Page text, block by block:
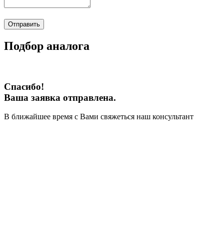
Отправить
Подбор аналога
Спасибо!
Ваша заявка отправлена.
В ближайшее время с Вами свяжеться наш консультант